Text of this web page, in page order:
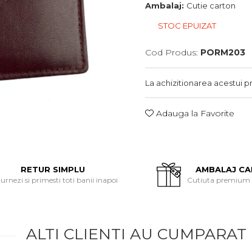
Ambalaj: Cutie carton
STOC EPUIZAT
Cod Produs: PORM203
La achizitionarea acestui
Adauga la Favorite
RETUR SIMPLU
si primesti toti banii inapoi
AMBALAJ
Cutiuta premium
ALTI CLIENTI AU CUMPARAT